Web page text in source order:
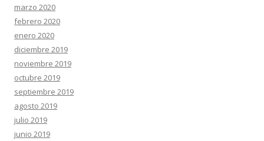
marzo 2020
febrero 2020
enero 2020
diciembre 2019
noviembre 2019
octubre 2019
septiembre 2019
agosto 2019
julio 2019
junio 2019